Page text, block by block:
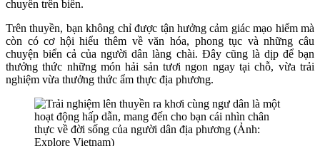
chuyển trên biển.
Trên thuyền, bạn không chỉ được tận hưởng cảm giác mạo hiểm mà
còn có cơ hội hiểu thêm về văn hóa, phong tục và những câu
chuyện biển cả của người dân làng chài. Đây cũng là dịp để bạn
thưởng thức những món hải sản tươi ngon ngay tại chỗ, vừa trải
nghiệm vừa thưởng thức ẩm thực địa phương.